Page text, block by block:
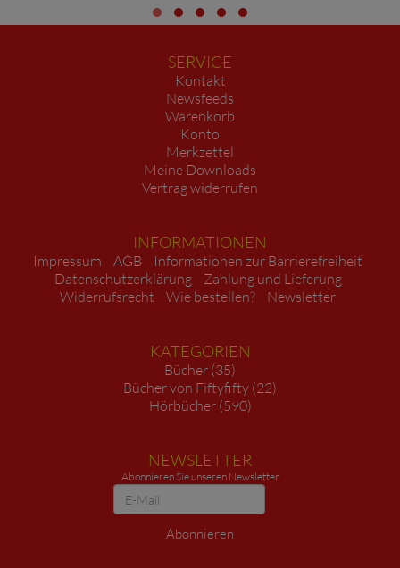
SERVICE
Kontakt
Newsfeeds
Warenkorb
Konto
Merkzettel
Meine Downloads
Vertrag widerrufen
INFORMATIONEN
Impressum AGB
Informationen zur Barrierefreiheit
Datenschutzerklärung
Zahlung und Lieferung
Widerrufsrecht
Wie bestellen? Newsletter
KATEGORIEN
Bücher (35)
Bücher von Fiftyfifty (22)
Hörbücher (590)
NEWSLETTER
Abonnieren Sie unseren Newsletter
Newsletter
Abonnieren